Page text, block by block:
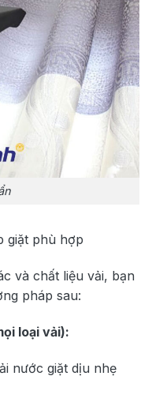
giặt phù hợp
và chất liệu vải, bạn
pháp sau:
loại vải):
nước giặt dịu nhẹ